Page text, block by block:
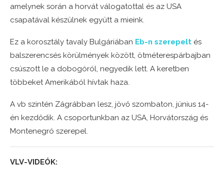
amelynek során a horvát válogatottal és az USA
csapatával készülnek együtt a mieink.
Ez a korosztály tavaly Bulgáriában Eb-n szerepelt és
balszerencsés körülmények között, ötméterespárbajban
csúszott le a dobogóról, negyedik lett. A keretben
többeket Amerikából hívtak haza.
A vb szintén Zágrábban lesz, jövő szombaton, június 14-
én kezdődik. A csoportunkban az USA, Horvátország és
Montenegró szerepel.
VLV-VIDEÓK: